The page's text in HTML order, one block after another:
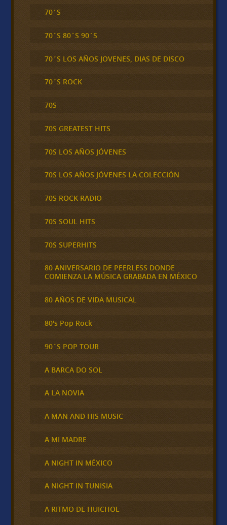
70´S
70´S 80´S 90´S
70´S LOS AÑOS JOVENES, DIAS DE DISCO
70´S ROCK
70S
70S GREATEST HITS
70S LOS AÑOS JÓVENES
70S LOS AÑOS JÓVENES LA COLECCIÓN
70S ROCK RADIO
70S SOUL HITS
70S SUPERHITS
80 ANIVERSARIO DE PEERLESS DONDE
COMIENZA LA MÚSICA GRABADA EN MÉXICO
80 AÑOS DE VIDA MUSICAL
80's Pop Rock
90´S POP TOUR
A BARCA DO SOL
A LA NOVIA
A MAN AND HIS MUSIC
A MI MADRE
A NIGHT IN MÉXICO
A NIGHT IN TUNISIA
A RITMO DE HUICHOL